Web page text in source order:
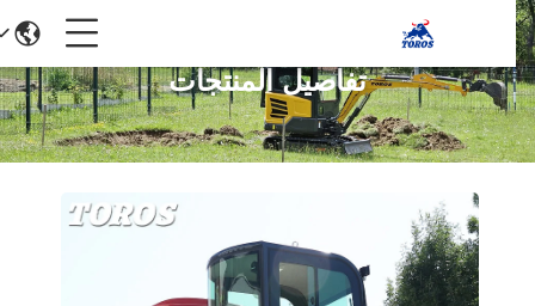
تفاصيل المنتجات